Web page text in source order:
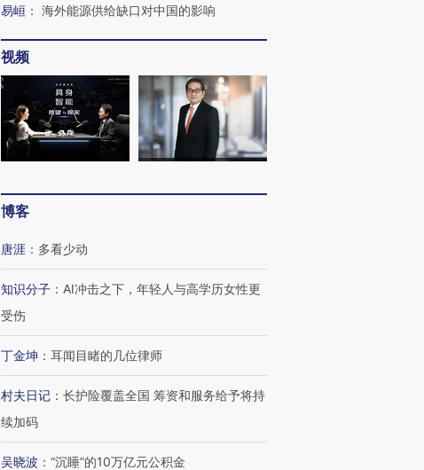
易峘 ： 海外能源供给缺口对中国的影响
视频
博客
唐涯 ： 多看少动
知识分子 ： AI冲击之下，年轻人与高学历女性更
受伤
丁金坤 ： 耳闻目睹的几位律师
村夫日记 ： 长护险覆盖全国 筹资和服务给予将持
续加码
吴晓波 ： “沉睡”的10万亿元公积金